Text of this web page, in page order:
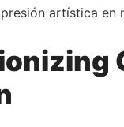
artística en